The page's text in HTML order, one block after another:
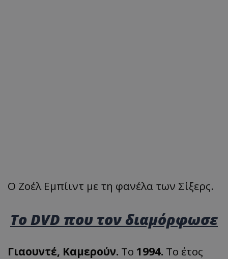
Ο Ζοέλ Εμπίιντ με τη φανέλα των Σίξερς.
Το DVD που τον διαμόρφωσε
Γιαουντέ, Καμερούν. Το 1994. Το έτος